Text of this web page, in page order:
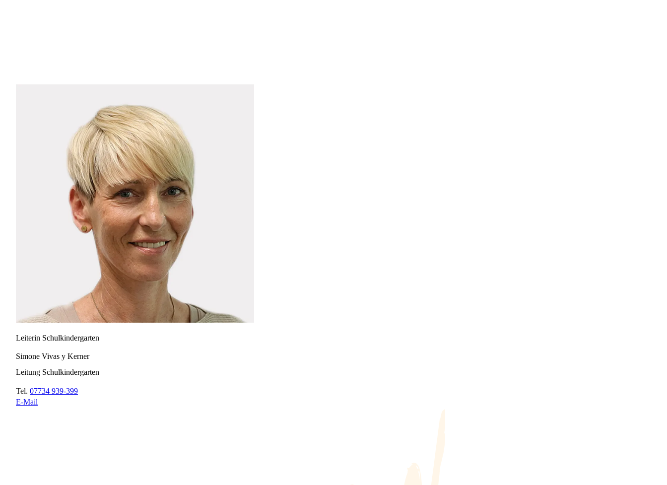
Leiterin Schulkindergarten
Simone Vivas y Kerner
Leitung Schulkindergarten
Tel. 07734 939-399
E-Mail